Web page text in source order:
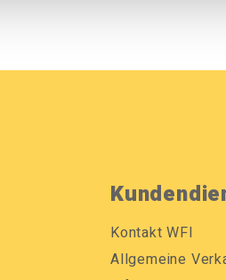
Kontakt WFI
Allgemeine